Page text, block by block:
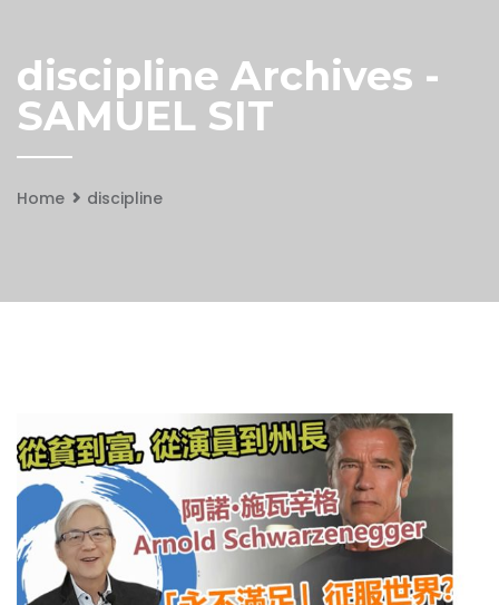
discipline Archives -
SAMUEL SIT
Home discipline